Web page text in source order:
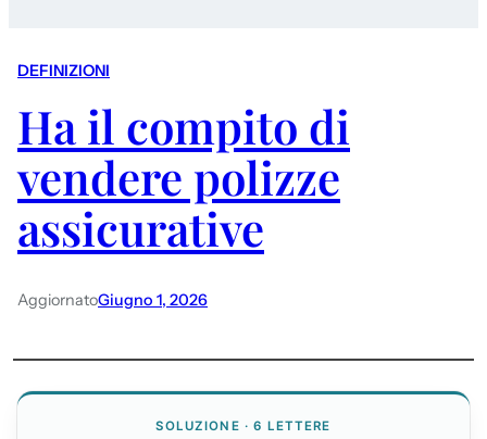
DEFINIZIONI
Ha il compito di
vendere polizze
assicurative
AggiornatoGiugno 1, 2026
SOLUZIONE · 6 LETTERE